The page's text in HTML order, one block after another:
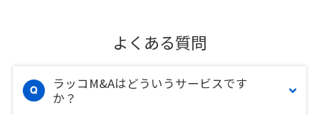
よくある質問
ラッコM&Aはどういうサービスです
か？